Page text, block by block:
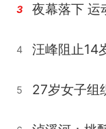
3 夜幕落下 运
4 汪峰阻止14
5